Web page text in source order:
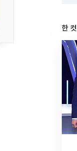
한 컷